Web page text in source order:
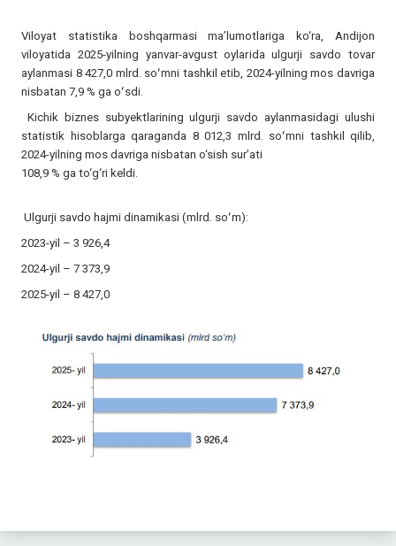
Viloyat statistika boshqarmasi ma’lumotlariga ko‘ra, Andijon
viloyatida 2025-yilning yanvar-avgust oylarida ulgurji savdo tovar
aylanmasi 8 427,0 mlrd. soʻmni tashkil etib, 2024-yilning mos davriga
nisbatan 7,9 % ga oʻsdi.
Kichik biznes subyektlarining ulgurji savdo aylanmasidagi ulushi
statistik hisoblarga qaraganda 8 012,3 mlrd. soʻmni tashkil qilib,
2024-yilning mos davriga nisbatan o‘sish sur’ati
108,9 % ga to‘g‘ri keldi.
Ulgurji savdo hajmi dinamikasi (mlrd. soʻm):
2023-yil – 3 926,4
2024-yil – 7 373,9
2025-yil – 8 427,0